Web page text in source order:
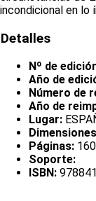
incondicional en lo
Detalles
Nº de
Año de
Número de
Año de
Lugar:
Páginas: 160
Soporte:
ISBN: